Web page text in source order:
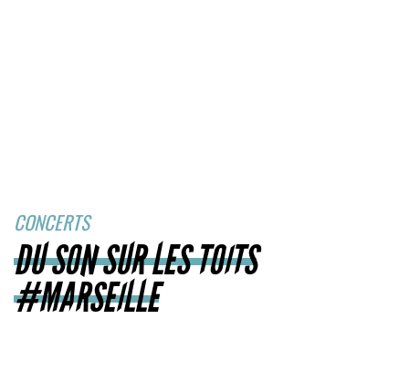
CONCERTS
DU SON SUR LES TOITS
#MARSEILLE